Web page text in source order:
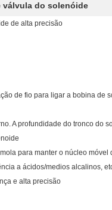
válvula do solenóide
de alta precisão
de fio para ligar a bobina
A profundidade do tronco do
para manter o núcleo
a ácidos/medios alcalinos,
e alta precisão